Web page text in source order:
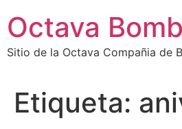
Octava
Sitio de la Octava Compañia de
Etiqueta: